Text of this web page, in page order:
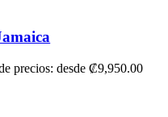
precios: desde ₡9,950.00